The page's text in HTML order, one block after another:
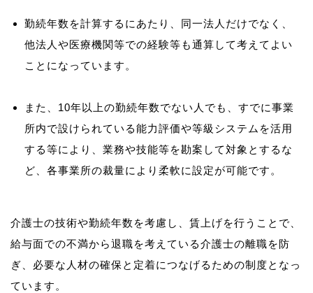
勤続年数を計算するにあたり、同一法人だけでなく、
他法人や医療機関等での経験等も通算して考えてよい
ことになっています。
また、10年以上の勤続年数でない人でも、すでに事業
所内で設けられている能力評価や等級システムを活用
する等により、業務や技能等を勘案して対象とするな
ど、各事業所の裁量により柔軟に設定が可能です。
介護士の技術や勤続年数を考慮し、賃上げを行うことで、
給与面での不満から退職を考えている介護士の離職を防
ぎ、必要な人材の確保と定着につなげるための制度となっ
ています。